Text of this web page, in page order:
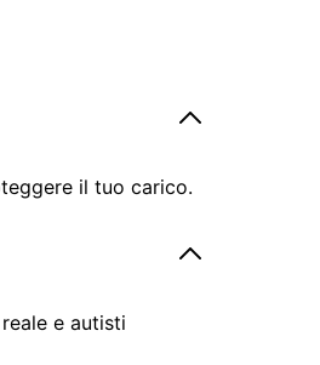
il tuo carico.
e autisti